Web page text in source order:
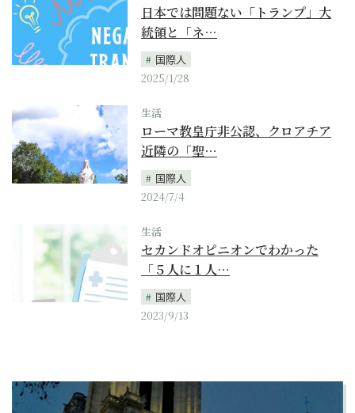
日本では問題ない「トランプ」大
統領と「ネ…
国際人
2025/1/28
生活
ローマ教皇庁非公認、クロアチア
近隣の「聖…
国際人
2024/7/4
生活
セカンドオピニオンでわかった
「５人に１人…
国際人
2023/9/13